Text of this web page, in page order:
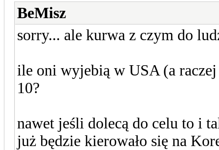
BeMisz
sorry... ale kurwa z czym do
ile oni wyjebią w USA (a
10?
nawet jeśli dolecą do celu to i
już będzie kierowało się na